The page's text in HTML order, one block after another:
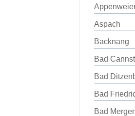
Aspach
Backnang
Bad
Bad
Bad
Bad